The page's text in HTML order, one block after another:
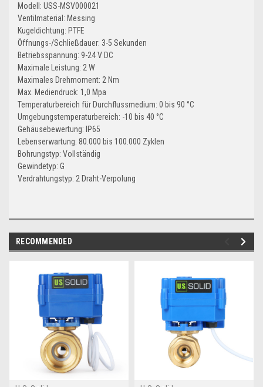
Modell: USS-MSV000021
Ventilmaterial: Messing
Kugeldichtung: PTFE
Öffnungs-/Schließdauer: 3-5 Sekunden
Betriebsspannung: 9-24 V DC
Maximale Leistung: 2 W
Maximales Drehmoment: 2 Nm
Max. Mediendruck: 1,0 Mpa
Temperaturbereich für Durchflussmedium: 0 bis 90 °C
Umgebungstemperaturbereich: -10 bis 40 °C
Gehäusebewertung: IP65
Lebenserwartung: 80.000 bis 100.000 Zyklen
Bohrungstyp: Vollständig
Gewindetyp: G
Verdrahtungstyp: 2 Draht-Verpolung
RECOMMENDED